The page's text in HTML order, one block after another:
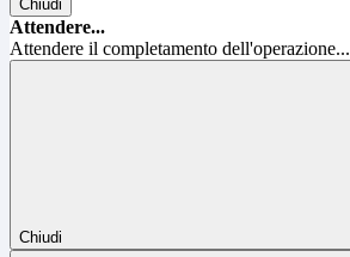
Chiudi
Attendere...
Attendere il completamento dell'operazione...
Chiudi